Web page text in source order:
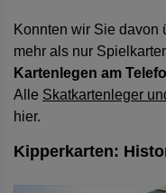
Konnten wir Sie davon
mehr als nur
Kartenlegen am
Alle Skatkartenleger
hier.
Kipperkarten: